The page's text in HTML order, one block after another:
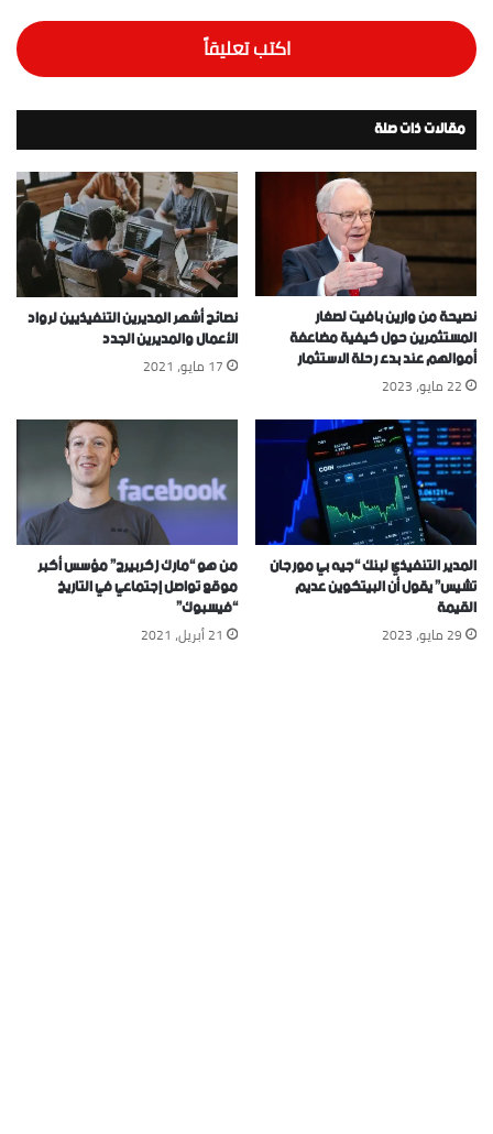
اكتب تعليقاً
مقالات ذات صلة
نصيحة من وارين بافيت لصغار
المستثمرين حول كيفية مضاعفة
أموالهم عند بدء رحلة الاستثمار
22 مايو، 2023
نصائح أشهر المديرين التنفيذيين لرواد
الأعمال والمديرين الجدد
17 مايو، 2021
المدير التنفيذي لبنك “جيه بي مورجان
تشيس” يقول أن البيتكوين عديم
القيمة
29 مايو، 2023
من هو “مارك زكربيرج” مؤسس أكبر
موقع تواصل إجتماعي في التاريخ
“فيسبوك”
21 أبريل، 2021